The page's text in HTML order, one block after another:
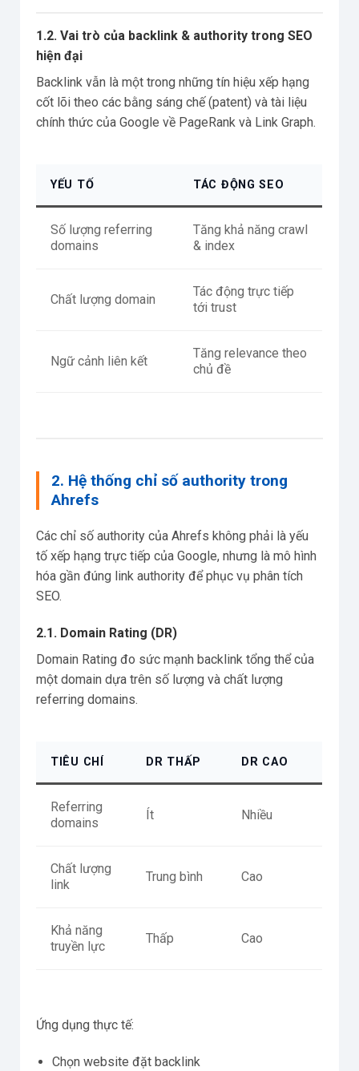
1.2. Vai trò của backlink & authority trong SEO
hiện đại
Backlink vẫn là một trong những tín hiệu xếp hạng
cốt lõi theo các bằng sáng chế (patent) và tài liệu
chính thức của Google về PageRank và Link Graph.
YẾU TỐ TÁC ĐỘNG SEO
Số lượng referring
domains
Tăng khả năng crawl
& index
Chất lượng domain
Tác động trực tiếp
tới trust
Ngữ cảnh liên kết
Tăng relevance theo
chủ đề
2. Hệ thống chỉ số authority trong
Ahrefs
Các chỉ số authority của Ahrefs không phải là yếu
tố xếp hạng trực tiếp của Google, nhưng là mô hình
hóa gần đúng link authority để phục vụ phân tích
SEO.
2.1. Domain Rating (DR)
Domain Rating đo sức mạnh backlink tổng thể của
một domain dựa trên số lượng và chất lượng
referring domains.
TIÊU CHÍ DR THẤP DR CAO
Referring
domains
Ít Nhiều
Chất lượng
link
Trung bình Cao
Khả năng
truyền lực
Thấp Cao
Ứng dụng thực tế:
Chọn website đặt backlink